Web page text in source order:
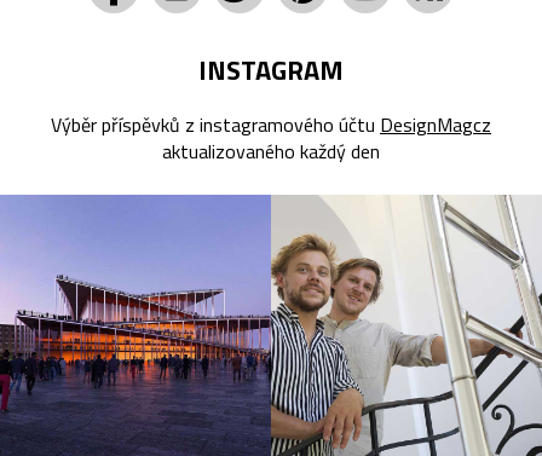
INSTAGRAM
Výběr příspěvků z instagramového účtu DesignMagcz
aktualizovaného každý den